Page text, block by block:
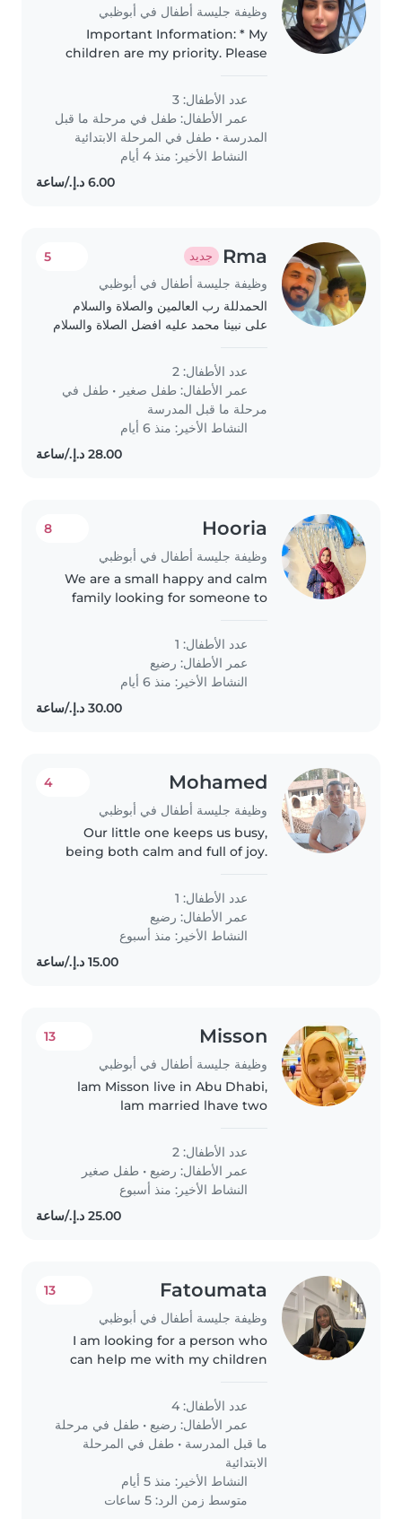
وظيفة جليسة أطفال في أبوظبي
Important Information: * My
children are my priority. Please
patience, and respect. *
Sometimes you may need to
accompany them to the play
area or playground..
عدد الأطفال: 3
عمر الأطفال: طفل في مرحلة ما قبل
المدرسة • طفل في المرحلة الابتدائية
النشاط الأخير: منذ 4 أيام
Rma جديد
وظيفة جليسة أطفال في أبوظبي
5
الحمدللة رب العالمين والصلاة والسلام
على نبينا محمد عليه افضل الصلاة والسلام
عدد الأطفال: 2
عمر الأطفال: طفل صغير • طفل في
مرحلة ما قبل المدرسة
النشاط الأخير: منذ 6 أيام
Hooria
وظيفة جليسة أطفال في أبوظبي
8
We are a small happy and calm
family looking for someone to
عدد الأطفال: 1
عمر الأطفال: رضيع
النشاط الأخير: منذ 6 أيام
Mohamed
وظيفة جليسة أطفال في أبوظبي
4
Our little one keeps us busy,
being both calm and full of joy.
experienced Babysitter to
lovingly care for our baby in our
home—someone warm and fun.
English and..
عدد الأطفال: 1
عمر الأطفال: رضيع
النشاط الأخير: منذ أسبوع
Misson
وظيفة جليسة أطفال في أبوظبي
13
lam Misson live in Abu Dhabi,
lam married lhave two
month and second daughter
after one month complete the 1
year
عدد الأطفال: 2
عمر الأطفال: رضيع • طفل صغير
النشاط الأخير: منذ أسبوع
Fatoumata
وظيفة جليسة أطفال في أبوظبي
13
I am looking for a person who
can help me with my children
look after them in the evening if
I go out with my husband we
will be in Abu Dhabi for the..
عدد الأطفال: 4
عمر الأطفال: رضيع • طفل في مرحلة
ما قبل المدرسة • طفل في المرحلة
الابتدائية
النشاط الأخير: منذ 5 أيام
متوسط زمن الرد: 5 ساعات